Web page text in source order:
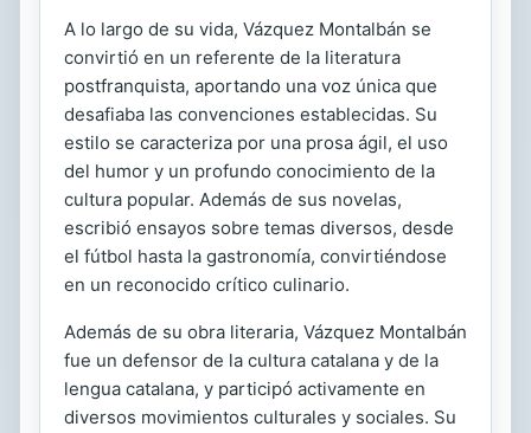
A lo largo de su vida, Vázquez Montalbán se
convirtió en un referente de la literatura
postfranquista, aportando una voz única que
desafiaba las convenciones establecidas. Su
estilo se caracteriza por una prosa ágil, el uso
del humor y un profundo conocimiento de la
cultura popular. Además de sus novelas,
escribió ensayos sobre temas diversos, desde
el fútbol hasta la gastronomía, convirtiéndose
en un reconocido crítico culinario.
Además de su obra literaria, Vázquez Montalbán
fue un defensor de la cultura catalana y de la
lengua catalana, y participó activamente en
diversos movimientos culturales y sociales. Su